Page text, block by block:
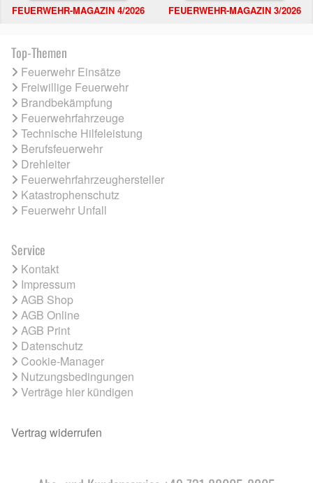
FEUERWEHR-MAGAZIN 4/2026 FEUERWEHR-MAGAZIN 3/2026
Top-Themen
Feuerwehr Einsätze
Freiwillige Feuerwehr
Brandbekämpfung
Feuerwehrfahrzeuge
Technische Hilfeleistung
Berufsfeuerwehr
Drehleiter
Feuerwehrfahrzeughersteller
Katastrophenschutz
Feuerwehr Unfall
Service
Kontakt
Impressum
AGB Shop
AGB Online
AGB Print
Datenschutz
Cookie-Manager
Nutzungsbedingungen
Verträge hier kündigen
Vertrag widerrufen